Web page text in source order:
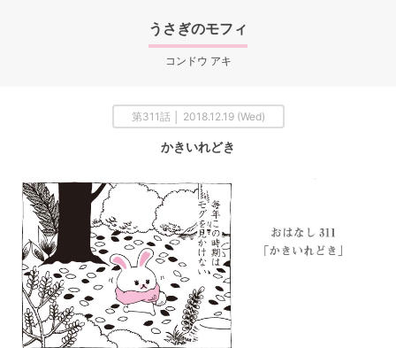
うさぎのモフィ
コンドウ アキ
第311話 │ 2018.12.19 (Wed)
かきいれどき